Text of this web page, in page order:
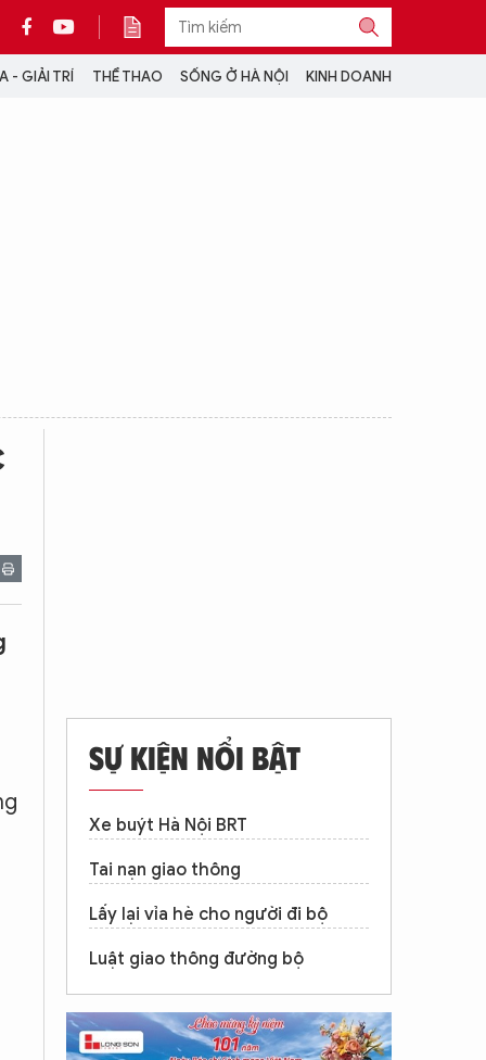
- GIẢI TRÍ THỂ THAO SỐNG Ở HÀ NỘI KINH DOANH
SỰ KIỆN NỔI BẬT
Xe buýt Hà Nội BRT
Tai nạn giao thông
Lấy lại vỉa hè cho người đi bộ
Luật giao thông đường bộ